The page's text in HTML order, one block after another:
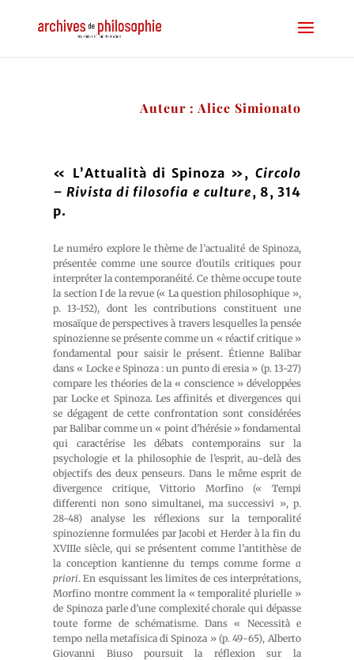
Auteur : Alice Simionato
« L’Attualità di Spinoza », Circolo
– Rivista di filosofia e culture, 8, 314
p.
Le numéro explore le thème de l’actualité de Spinoza,
présentée comme une source d’outils critiques pour
interpréter la contemporanéité. Ce thème occupe toute
la section I de la revue (« La question philosophique »,
p. 13-152), dont les contributions constituent une
mosaïque de perspectives à travers lesquelles la pensée
spinozienne se présente comme un « réactif critique »
fondamental pour saisir le présent. Étienne Balibar
dans « Locke e Spinoza : un punto di eresia » (p. 13-27)
compare les théories de la « conscience » développées
par Locke et Spinoza. Les affinités et divergences qui
se dégagent de cette confrontation sont considérées
par Balibar comme un « point d’hérésie » fondamental
qui caractérise les débats contemporains sur la
psychologie et la philosophie de l’esprit, au-delà des
objectifs des deux penseurs. Dans le même esprit de
divergence critique, Vittorio Morfino (« Tempi
differenti non sono simultanei, ma successivi », p.
28-48) analyse les réflexions sur la temporalité
spinozienne formulées par Jacobi et Herder à la fin du
XVIIIe siècle, qui se présentent comme l’antithèse de
la conception kantienne du temps comme forme a
priori. En esquissant les limites de ces interprétations,
Morfino montre comment la « temporalité plurielle »
de Spinoza parle d’une complexité chorale qui dépasse
toute forme de schématisme. Dans « Necessità e
tempo nella metafisica di Spinoza » (p. 49-65), Alberto
Giovanni Biuso poursuit la réflexion sur la